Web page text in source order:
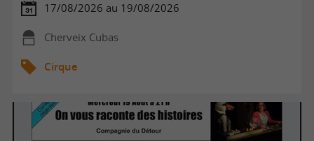
17/08/2026 au 19/08/2026
Cherveix Cubas
Cirque